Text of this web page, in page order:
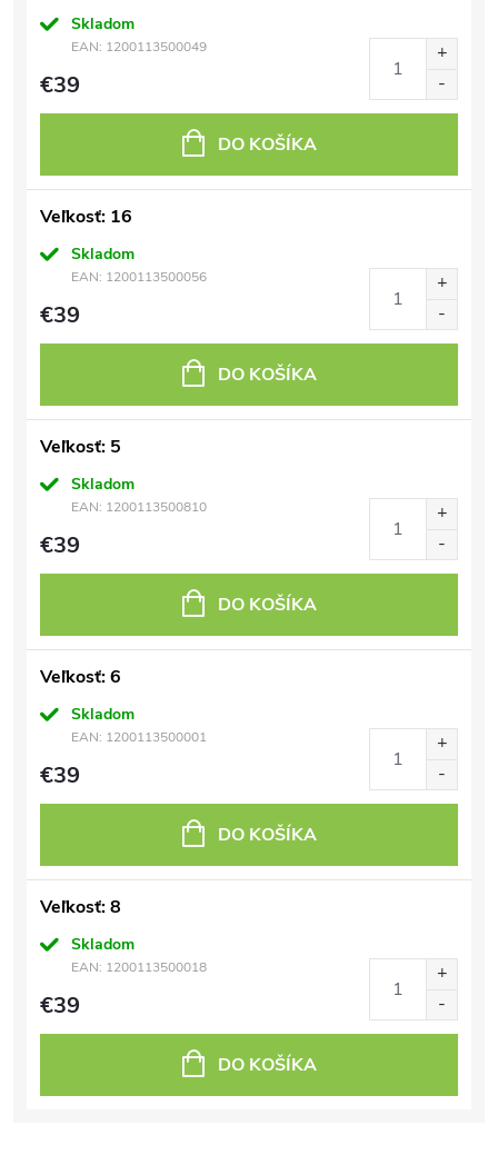
Skladom
EAN: 1200113500049
€39
DO KOŠÍKA
Veľkosť: 16
Skladom
EAN: 1200113500056
€39
DO KOŠÍKA
Veľkosť: 5
Skladom
EAN: 1200113500810
€39
DO KOŠÍKA
Veľkosť: 6
Skladom
EAN: 1200113500001
€39
DO KOŠÍKA
Veľkosť: 8
Skladom
EAN: 1200113500018
€39
DO KOŠÍKA